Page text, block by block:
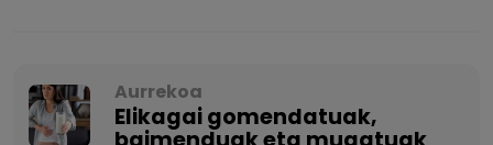
Aurrekoa
Elikagai gomendatuak,